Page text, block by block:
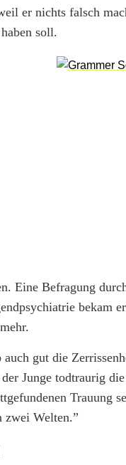
er nichts falsch
soll.
Eine Befragung
bekam
gut die
Junge todtraurig
Trauung
zwei Welten.”